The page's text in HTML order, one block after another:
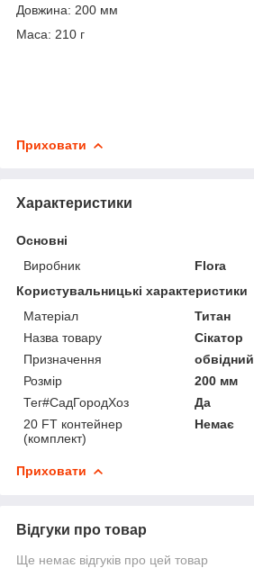
Довжина: 200 мм
Маса: 210 г
Приховати
Характеристики
Основні
Виробник
Flora
Користувальницькі характеристики
Матеріал
Титан
Назва товару
Сікатор
Призначення
обвідний
Розмір
200 мм
Тег#CадГородХоз
Да
20 FT контейнер
(комплект)
Немає
Приховати
Відгуки про товар
Ще немає відгуків про цей товар